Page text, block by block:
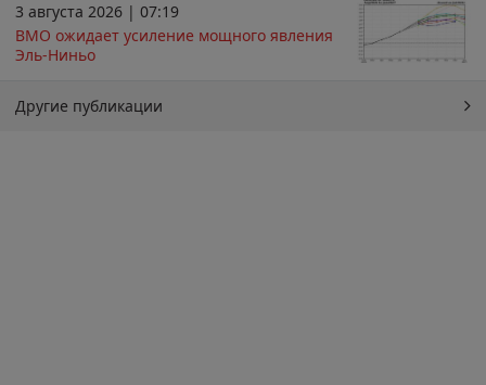
3 августа 2026 | 07:19
ВМО ожидает усиление мощного явления
Эль-Ниньо
Другие публикации